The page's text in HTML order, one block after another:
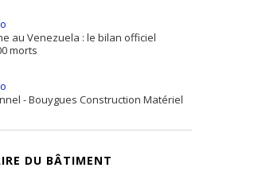
au Venezuela : le bilan officiel
morts
- Bouygues Construction Matériel
DU BÂTIMENT